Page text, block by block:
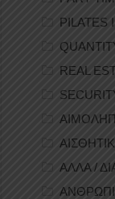
PILATES
REAL
ΑΛΛΑ /